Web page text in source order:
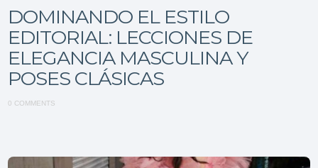
DOMINANDO EL ESTILO
EDITORIAL: LECCIONES DE
ELEGANCIA MASCULINA Y
POSES CLÁSICAS
0 COMMENTS